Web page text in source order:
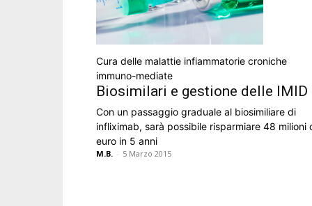
Cura delle malattie infiammatorie croniche
immuno-mediate
Biosimilari e gestione delle IMID
Con un passaggio graduale al biosimiliare di
infliximab, sarà possibile risparmiare 48 milioni
euro in 5 anni
M.B. - 5 Marzo 2015